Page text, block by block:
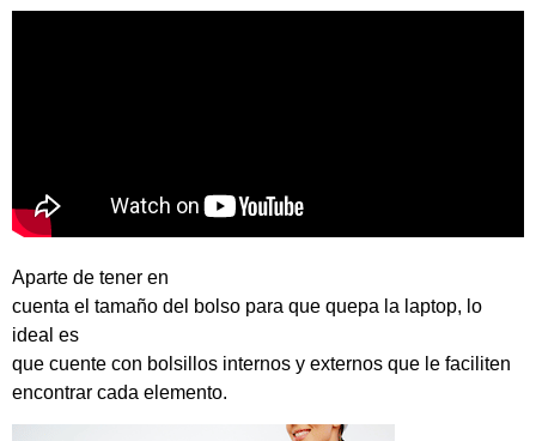
Aparte de tener en
cuenta el tamaño del bolso para que quepa la laptop, lo
ideal es
que cuente con bolsillos internos y externos que le faciliten
encontrar cada elemento.